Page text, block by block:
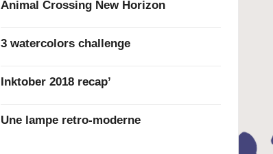
Animal Crossing New Horizon
3 watercolors challenge
Inktober 2018 recap’
Une lampe retro-moderne